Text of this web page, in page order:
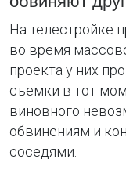
На телестройке
во время
проекта у них
съемки в тот
виновного
обвинениям и
соседями.